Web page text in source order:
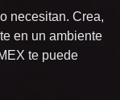
necesitan. Crea,
en un ambiente
te puede